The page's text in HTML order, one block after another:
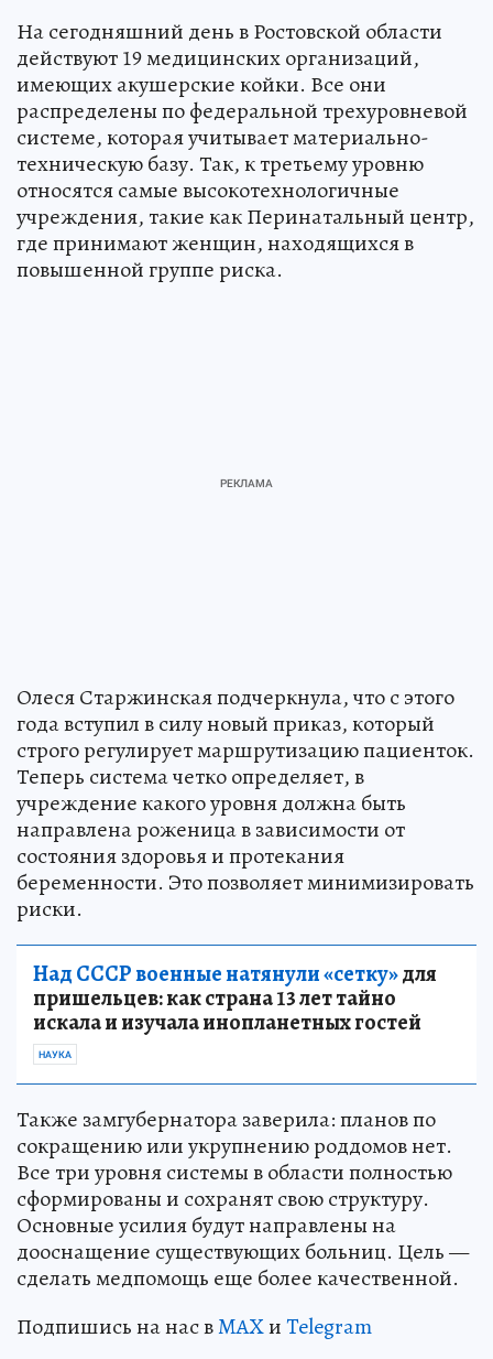
На сегодняшний день в Ростовской области
действуют 19 медицинских организаций,
имеющих акушерские койки. Все они
распределены по федеральной трехуровневой
системе, которая учитывает материально-
техническую базу. Так, к третьему уровню
относятся самые высокотехнологичные
учреждения, такие как Перинатальный центр,
где принимают женщин, находящихся в
повышенной группе риска.
Олеся Старжинская подчеркнула, что с этого
года вступил в силу новый приказ, который
строго регулирует маршрутизацию пациенток.
Теперь система четко определяет, в
учреждение какого уровня должна быть
направлена роженица в зависимости от
состояния здоровья и протекания
беременности. Это позволяет минимизировать
риски.
Над СССР военные натянули «сетку»для
пришельцев: как страна 13 лет тайно
искала и изучала инопланетных гостей
НАУКА
Также замгубернатора заверила: планов по
сокращению или укрупнению роддомов нет.
Все три уровня системы в области полностью
сформированы и сохранят свою структуру.
Основные усилия будут направлены на
дооснащение существующих больниц. Цель —
сделать медпомощь еще более качественной.
Подпишись на нас вMAXиTelegram